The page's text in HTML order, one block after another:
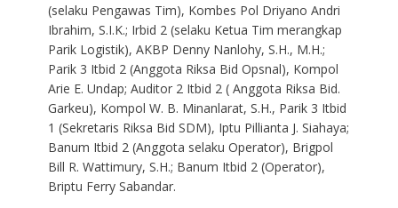
(selaku Pengawas Tim), Kombes Pol Driyano Andri
Ibrahim, S.I.K.; Irbid 2 (selaku Ketua Tim merangkap
Parik Logistik), AKBP Denny Nanlohy, S.H., M.H.;
Parik 3 Itbid 2 (Anggota Riksa Bid Opsnal), Kompol
Arie E. Undap; Auditor 2 Itbid 2 ( Anggota Riksa Bid.
Garkeu), Kompol W. B. Minanlarat, S.H., Parik 3 Itbid
1 (Sekretaris Riksa Bid SDM), Iptu Pillianta J. Siahaya;
Banum Itbid 2 (Anggota selaku Operator), Brigpol
Bill R. Wattimury, S.H.; Banum Itbid 2 (Operator),
Briptu Ferry Sabandar.